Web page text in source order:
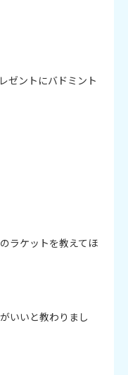
ゼントにバドミント
ラケットを教えてほ
いいと教わりまし